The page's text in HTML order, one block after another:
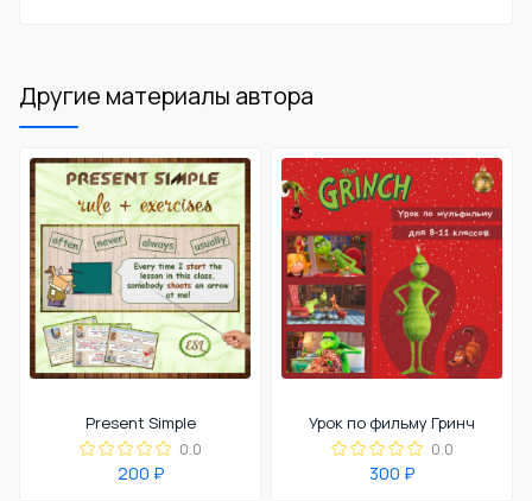
Другие материалы автора
Present Simple
0.0
200 ₽
Урок по фильму Гринч
0.0
300 ₽